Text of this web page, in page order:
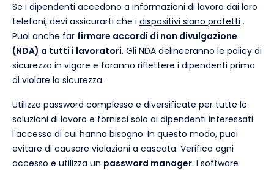
Se i dipendenti accedono a informazioni di lavoro dai loro
telefoni, devi assicurarti che i dispositivi siano protetti .
Puoi anche far firmare accordi di non divulgazione
(NDA) a tutti i lavoratori. Gli NDA delineeranno le policy di
sicurezza in vigore e faranno riflettere i dipendenti prima
di violare la sicurezza.
Utilizza password complesse e diversificate per tutte le
soluzioni di lavoro e fornisci solo ai dipendenti interessati
l'accesso di cui hanno bisogno. In questo modo, puoi
evitare di causare violazioni a cascata. Verifica ogni
accesso e utilizza un password manager. I software